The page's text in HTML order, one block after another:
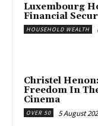
Luxembourg
Financial
HOUSEHOLD WEALTH
Christel
Freedom In
Cinema
OVER 50 5 August